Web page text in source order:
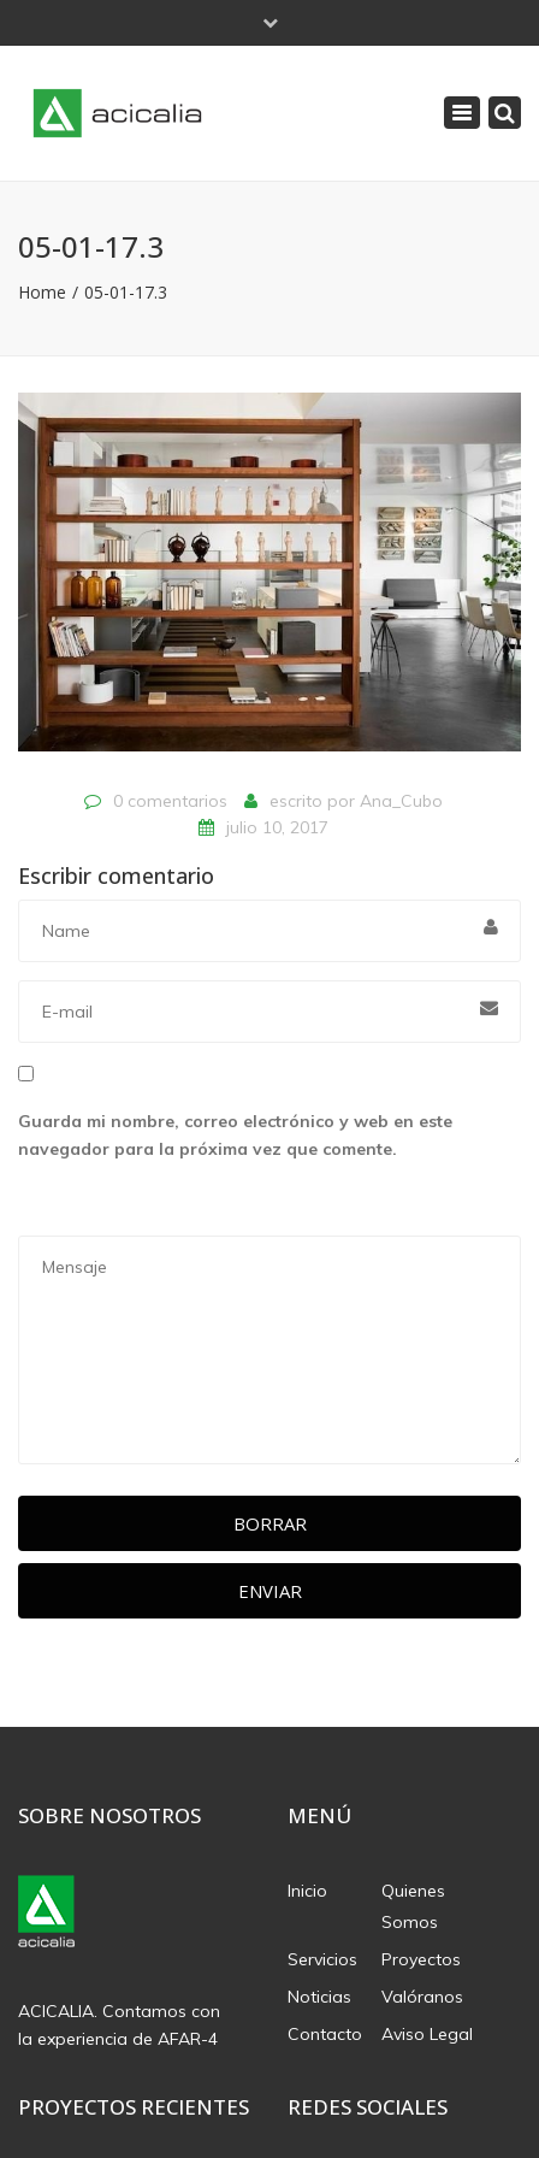
Toggle
05-01-17.3
Home 05-01-17.3
0 comentarios escrito por Ana_Cubo
julio 10, 2017
Escribir comentario
Guarda mi nombre, correo electrónico y web en este
navegador para la próxima vez que comente.
BORRAR
ENVIAR
SOBRE NOSOTROS
ACICALIA. Contamos con
la experiencia de AFAR-4
MENÚ
Inicio
Quienes
Somos
Servicios
Proyectos
Noticias
Valóranos
Contacto
Aviso Legal
PROYECTOS RECIENTES REDES SOCIALES